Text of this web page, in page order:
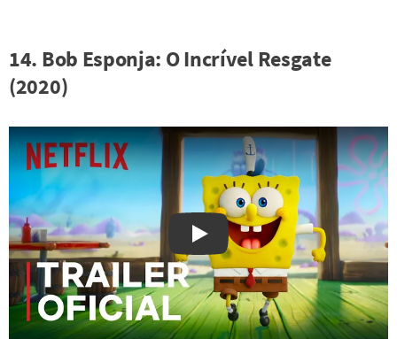
14. Bob Esponja: O Incrível Resgate
(2020)
Watch on YouTube